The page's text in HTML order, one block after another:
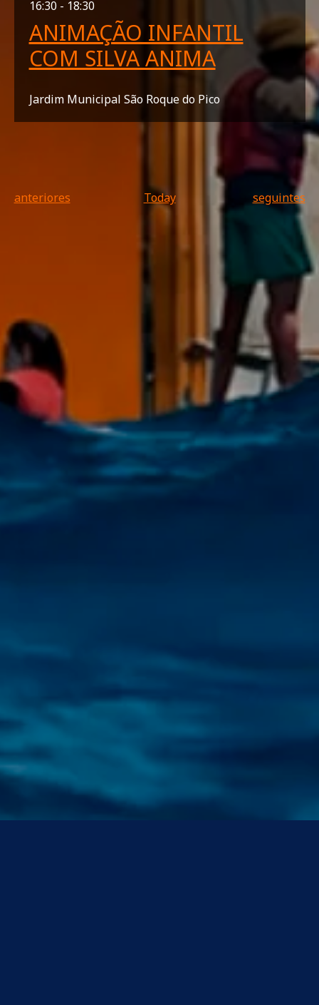
ANIMAÇÃO INFANTIL
COM SILVA ANIMA
16:30 - 18:30
Jardim Municipal São Roque do Pico
Eventos
anteriores Today Eventos
seguintes